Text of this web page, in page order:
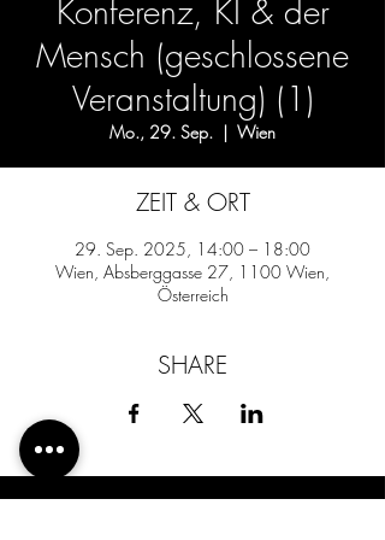
Konferenz, KI & der
Mensch (geschlossene
Veranstaltung) (1)
Mo., 29. Sep.
  |
Wien
ZEIT & ORT
29. Sep. 2025, 14:00 – 18:00
Wien, Absberggasse 27, 1100 Wien,
Österreich
SHARE